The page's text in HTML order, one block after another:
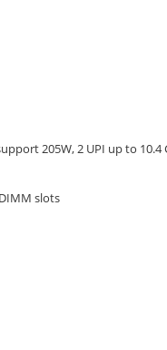
205W, 2 UPI up to 10.4
slots